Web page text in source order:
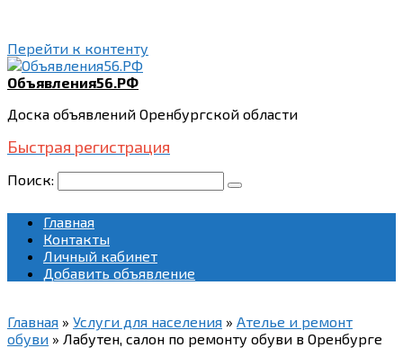
Перейти к контенту
Объявления56.РФ
Доска объявлений Оренбургской области
Быстрая регистрация
Поиск:
Главная
Контакты
Личный кабинет
Добавить объявление
Главная » Услуги для населения » Ателье и ремонт
обуви » Лабутен, салон по ремонту обуви в Оренбурге